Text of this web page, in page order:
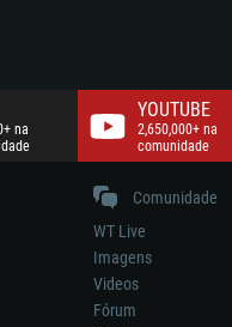
na
YOUTUBE
2,650,000+ na
comunidade
Comunidade
WT Live
Imagens
Videos
Fórum